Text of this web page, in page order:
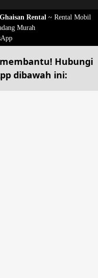
Ghaisan Rental ~ Rental Mobil
Murah
Hubungi
dibawah ini: